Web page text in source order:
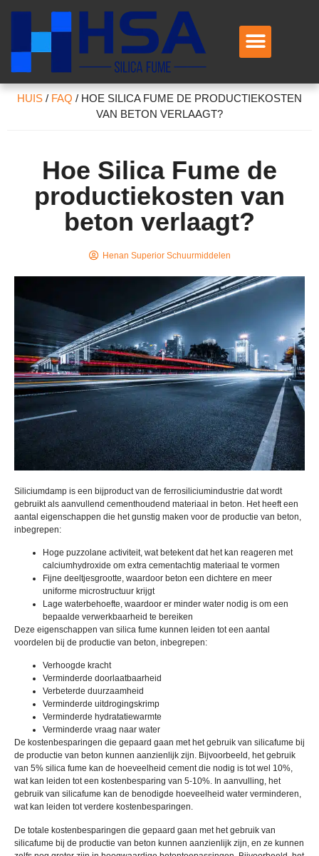
HUIS / FAQ / HOE SILICA FUME DE PRODUCTIEKOSTEN
VAN BETON VERLAAGT?
Hoe Silica Fume de
productiekosten van
beton verlaagt?
Henan Superior Schuurmiddelen
Siliciumdamp is een bijproduct van de ferrosiliciumindustrie dat wordt
gebruikt als aanvullend cementhoudend materiaal in beton. Het heeft een
aantal eigenschappen die het gunstig maken voor de productie van beton,
inbegrepen:
Hoge puzzolane activiteit, wat betekent dat het kan reageren met
calciumhydroxide om extra cementachtig materiaal te vormen
Fijne deeltjesgrootte, waardoor beton een dichtere en meer
uniforme microstructuur krijgt
Lage waterbehoefte, waardoor er minder water nodig is om een ​​
bepaalde verwerkbaarheid te bereiken
Deze eigenschappen van silica fume kunnen leiden tot een aantal
voordelen bij de productie van beton, inbegrepen:
Verhoogde kracht
Verminderde doorlaatbaarheid
Verbeterde duurzaamheid
Verminderde uitdrogingskrimp
Verminderde hydratatiewarmte
Verminderde vraag naar water
De kostenbesparingen die gepaard gaan met het gebruik van silicafume bij
de productie van beton kunnen aanzienlijk zijn. Bijvoorbeeld, het gebruik
van 5% silica fume kan de hoeveelheid cement die nodig is tot wel 10%,
wat kan leiden tot een kostenbesparing van 5-10%. In aanvulling, het
gebruik van silicafume kan de benodigde hoeveelheid water verminderen,
wat kan leiden tot verdere kostenbesparingen.
De totale kostenbesparingen die gepaard gaan met het gebruik van
silicafume bij de productie van beton kunnen aanzienlijk zijn, en ze kunnen